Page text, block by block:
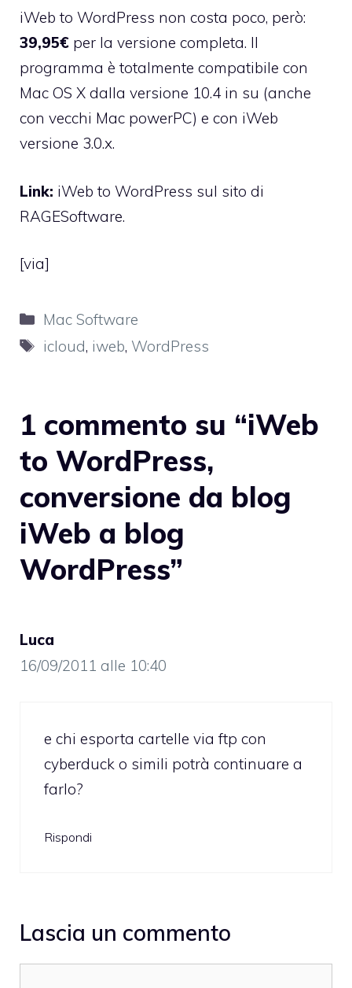
iWeb to WordPress non costa poco, però:
39,95€ per la versione completa. Il
programma è totalmente compatibile con
Mac OS X dalla versione 10.4 in su (anche
con vecchi Mac powerPC) e con iWeb
versione 3.0.x.
Link: iWeb to WordPress sul sito di
RAGESoftware.
[via]
Categorie
Mac Software
Tag
icloud, iweb, WordPress
1 commento su “iWeb
to WordPress,
conversione da blog
iWeb a blog
WordPress”
Luca
16/09/2011 alle 10:40
e chi esporta cartelle via ftp con
cyberduck o simili potrà continuare a
farlo?
Rispondi
Lascia un commento